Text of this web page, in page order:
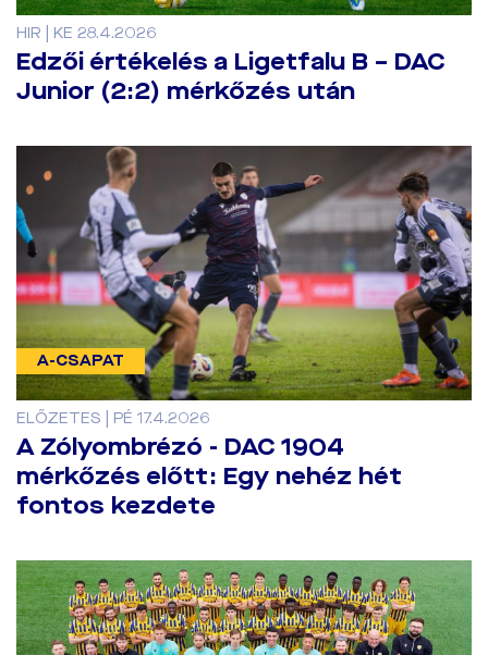
HIR | KE 28.4.2026
Edzői értékelés a Ligetfalu B – DAC
Junior (2:2) mérkőzés után
A-CSAPAT
ELŐZETES | PÉ 17.4.2026
A Zólyombrézó - DAC 1904
mérkőzés előtt: Egy nehéz hét
fontos kezdete